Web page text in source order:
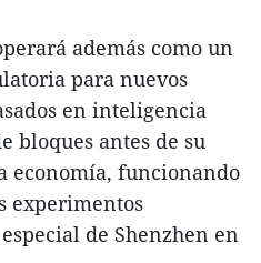
además como un
para nuevos
en inteligencia
bloques antes de su
economía, funcionando
experimentos
de Shenzhen en